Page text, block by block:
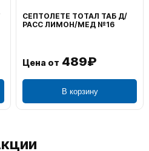
СЕПТОЛЕТЕ ТОТАЛ ТАБ Д/
РАСС ЛИМОН/МЕД №16
Цена от 489₽
В корзину